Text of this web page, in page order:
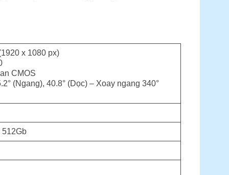
x 1080 px)
CMOS
(Ngang), 40.8° (Dọc) – Xoay ngang 340°